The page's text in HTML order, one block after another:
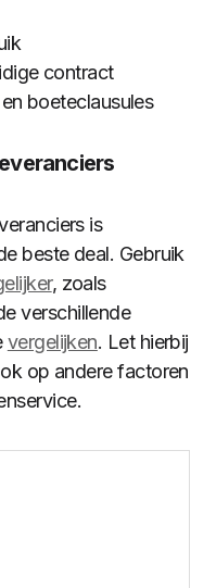
contract
boeteclausules
is
beste deal. Gebruik
, zoals
verschillende
vergelijken. Let hierbij
op andere factoren